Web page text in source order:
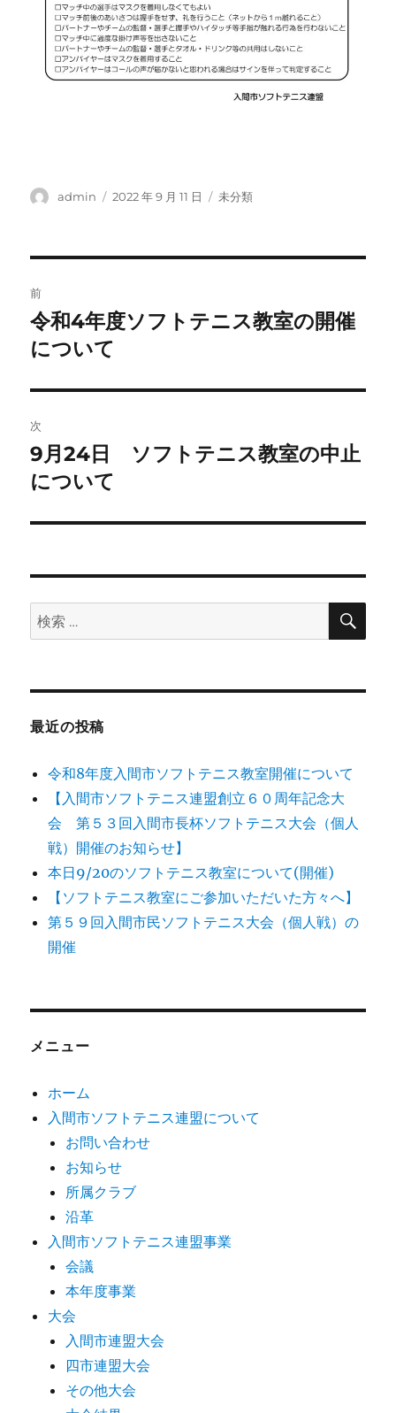
投
admin
投
2022 年 9 月 11 日
カ
未分類
稿
ナ
ビ
ゲ
ー
シ
ン
前
前
の
稿:
令和4年度ソフトテニス教室の開催
について
次
次
の
稿:
9月24日 ソフトテニス教室の中止
について
検
索:
検
最近の投稿
令和8年度入間市ソフトテニス教室開催について
【入間市ソフトテニス連盟創立６０周年記念大
会 第５３回入間市長杯ソフトテニス大会（個人
戦）開催のお知らせ】
本日9/20のソフトテニス教室について(開催)
【ソフトテニス教室にご参加いただいた方々へ】
第５９回入間市民ソフトテニス大会（個人戦）の
開催
メニュー
ホーム
入間市ソフトテニス連盟について
お問い合わせ
お知らせ
所属クラブ
沿革
入間市ソフトテニス連盟事業
会議
本年度事業
大会
入間市連盟大会
四市連盟大会
その他大会